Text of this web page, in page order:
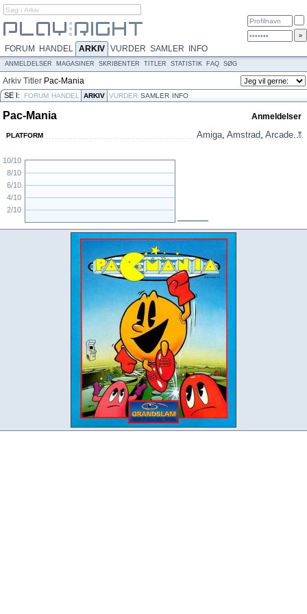
FORUM HANDEL ARKIV VURDER SAMLER INFO
ANMELDELSER MAGASINER SKRIBENTER TITLER STATISTIK FAQ SØG
Arkiv Titler Pac-Mania
SE I: FORUM HANDEL ARKIV VURDER SAMLER INFO
Pac-Mania Anmeldelser
PLATFORM Amiga, Amstrad, Arcade...
2/10
4/10
6/10
8/10
10/10
N/A